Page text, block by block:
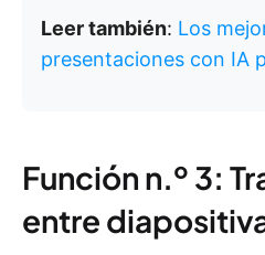
Leer también: Los
presentaciones con IA
Función n.º 3:
entre